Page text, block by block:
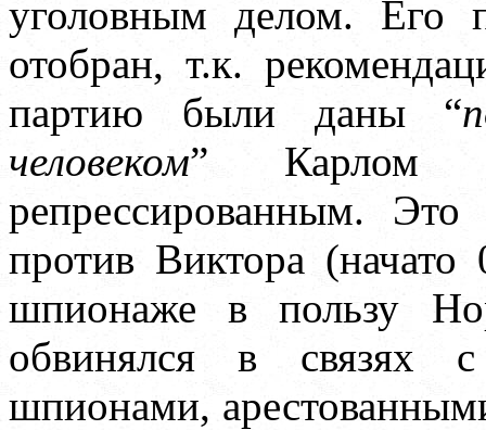
уголовным делом. Его
отобран, т.к.
партию были даны “
человеком” Карлом
репрессированным.
против Виктора
шпионаже в пользу
обвинялся в связях
шпионами,